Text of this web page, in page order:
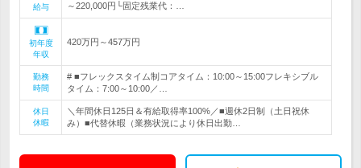
給与
～220,000円└固定残業代：…
初年度
年収
420万円～457万円
勤務
時間
# ■フレックスタイム制コアタイム：10:00～15:00フレキシブル
タイム：7:00～10:00／…
休日
休暇
＼年間休日125日＆有給取得率100%／■週休2日制（土日祝休
み）■代替休暇（業務状況により休日出勤…